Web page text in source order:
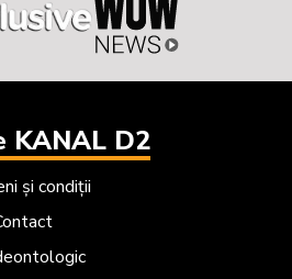
KANAL D2
și condiții